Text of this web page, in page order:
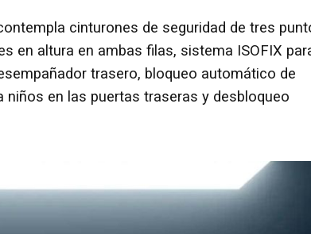
cinturones de seguridad de tres
en altura en ambas filas, sistema ISOFIX
trasero, bloqueo automático de
en las puertas traseras y desbloqueo